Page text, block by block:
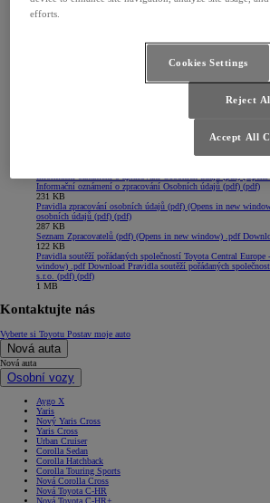
Vážení zákazníci,
v souvislosti s přijetím nařízení Evropského parlamentu a
směrnice 95/46/ES (obecné nařízení o ochraně osobních
5. 2018, si Vás dovolujeme informovat o zpracování Vašich
Central Europe sp. z o.o., Konstruktorska 5, 02-673 Varšava
Pokud máte zájem od nás nadále dostávat informace o
Souhlas se zpracováním osobních
Informační oznámení o zpracování Osobních údajů (pdf) (pdf)
231 KB
Pravidla zpracování osobních údajů (pdf) (Opens in new
osobních údajů (pdf) (pdf)
287 KB
Seznam Zpracovatelů (pdf) (Opens in new window) .pdf
122 KB
Pravidla soutěží pořádaných společností Toyota Central Europe
window) .pdfDownload Pravidla soutěží pořádaných
s.r.o. (pdf) (pdf)
1 MB
Kontaktujte nás
Vyberte si Toyotu Postav moje auto
Nová auta
Nová auta
Osobní vozy
Aygo X
Yaris
Nový Yaris Cross
Yaris Cross
Urban Cruiser
Corolla Sedan
Corolla Hatchback
Corolla Touring Sports
Nová Corolla Cross
Nová Toyota C-HR
Nová Toyota C-HR+
efforts.
Cookies Settings
Reject
Accept All